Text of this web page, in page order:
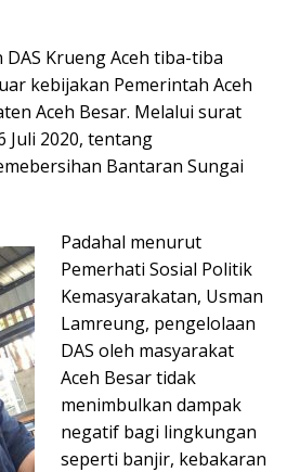
Krueng Aceh tiba-tiba
kebijakan Pemerintah Aceh
Aceh Besar. Melalui surat
Juli 2020, tentang
Bantaran Sungai
Padahal menurut
Pemerhati Sosial Politik
Kemasyarakatan, Usman
Lamreung, pengelolaan
DAS oleh masyarakat
Aceh Besar tidak
menimbulkan dampak
negatif bagi lingkungan
seperti banjir, kebakaran